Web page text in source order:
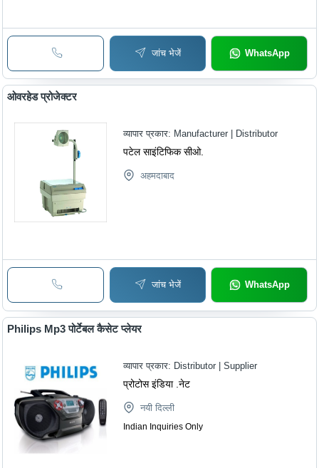
जांच भेजें WhatsApp
ओवरहेड प्रोजेक्टर
व्यापार प्रकार: Manufacturer | Distributor
पटेल साइंटिफिक सीओ.
अहमदाबाद
जांच भेजें WhatsApp
Philips Mp3 पोर्टेबल कैसेट प्लेयर
व्यापार प्रकार: Distributor | Supplier
प्रोटोस इंडिया .नेट
नयी दिल्ली
Indian Inquiries Only